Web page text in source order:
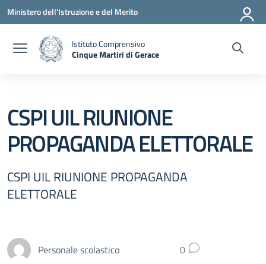
Vai ai contenuti
Vai al menu di navigazione
Vai al footer
Ministero dell'Istruzione e del Merito
Istituto Comprensivo
Cinque Martiri di Gerace
CSPI UIL RIUNIONE
PROPAGANDA ELETTORALE
CSPI UIL RIUNIONE PROPAGANDA
ELETTORALE
Personale scolastico 0